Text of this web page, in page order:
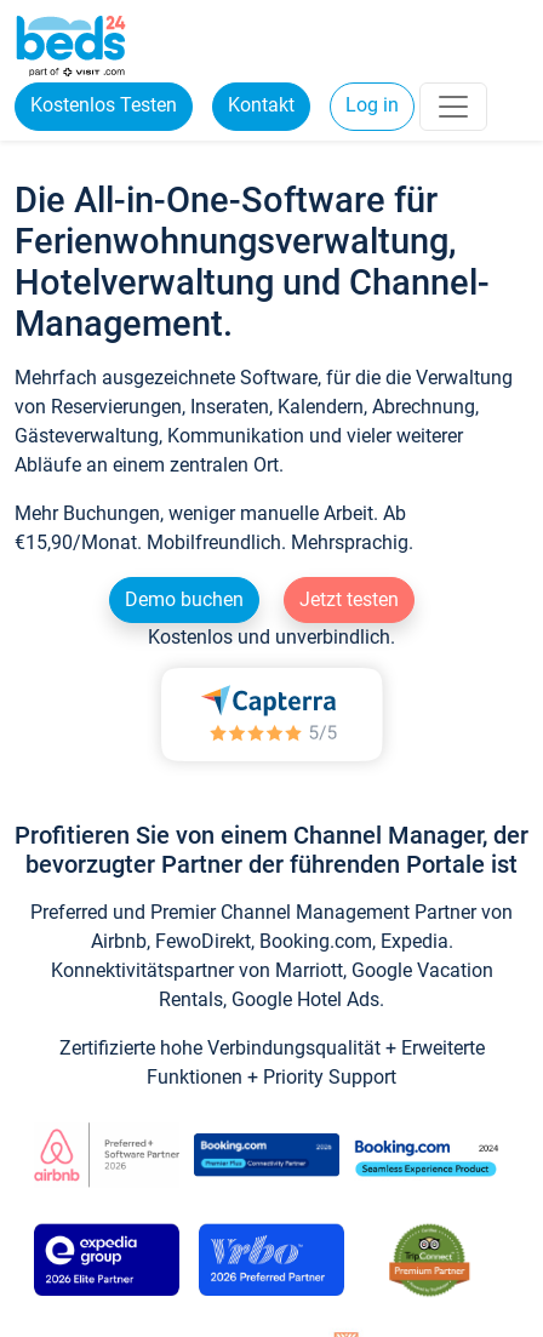
Kostenlos Testen Kontakt Log in
Die All-in-One-Software für
Ferienwohnungsverwaltung,
Hotelverwaltung und Channel-
Management.
Mehrfach ausgezeichnete Software, für die die Verwaltung
von Reservierungen, Inseraten, Kalendern, Abrechnung,
Gästeverwaltung, Kommunikation und vieler weiterer
Abläufe an einem zentralen Ort.
Mehr Buchungen, weniger manuelle Arbeit. Ab
€15,90/Monat. Mobilfreundlich. Mehrsprachig.
Demo buchen
Jetzt testen
Kostenlos und unverbindlich.
Profitieren Sie von einem Channel Manager, der
bevorzugter Partner der führenden Portale ist
Preferred und Premier Channel Management Partner von
Airbnb, FewoDirekt, Booking.com, Expedia.
Konnektivitätspartner von Marriott, Google Vacation
Rentals, Google Hotel Ads.
Zertifizierte hohe Verbindungsqualität + Erweiterte
Funktionen + Priority Support